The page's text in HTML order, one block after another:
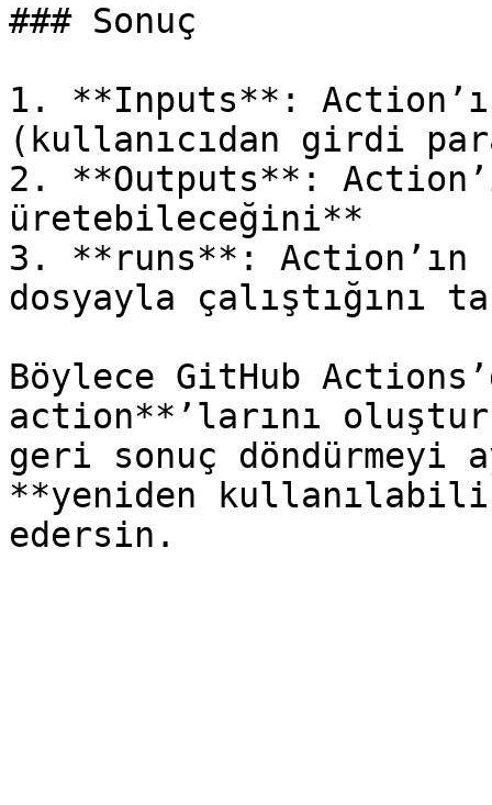
### Sonuç
1. **Inputs**:
(kullanıcıdan girdi
2. **Outputs**:
üretebileceğini**
3. **runs**: Action’ın
dosyayla çalıştığını
Böylece GitHub
action**’larını
geri sonuç döndürmeyi
**yeniden